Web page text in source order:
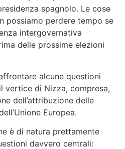
spagnolo. Le cose
possiamo perdere tempo se
intergovernativa
delle prossime elezioni
alcune questioni
vertice di Nizza, compresa,
dell’attribuzione delle
Europea.
è di natura prettamente
davvero centrali: